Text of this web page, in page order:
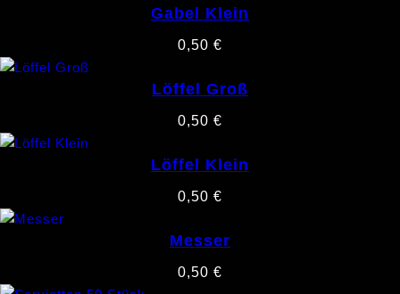
Gabel Klein
0,50 €
Löffel Groß
0,50 €
Löffel Klein
0,50 €
Messer
0,50 €